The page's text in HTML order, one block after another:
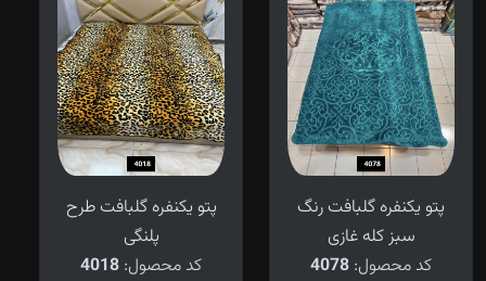
پتو یکنفره گلبافت رنگ
سبز کله غازی
کد محصول: 4078
پتو یکنفره گلبافت طرح
پلنگی
کد محصول: 4018